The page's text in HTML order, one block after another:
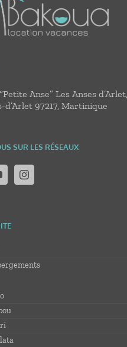
Anse” Les Anses
d’Arlet 97217, Martinique
SUR LES RÉSEAUX